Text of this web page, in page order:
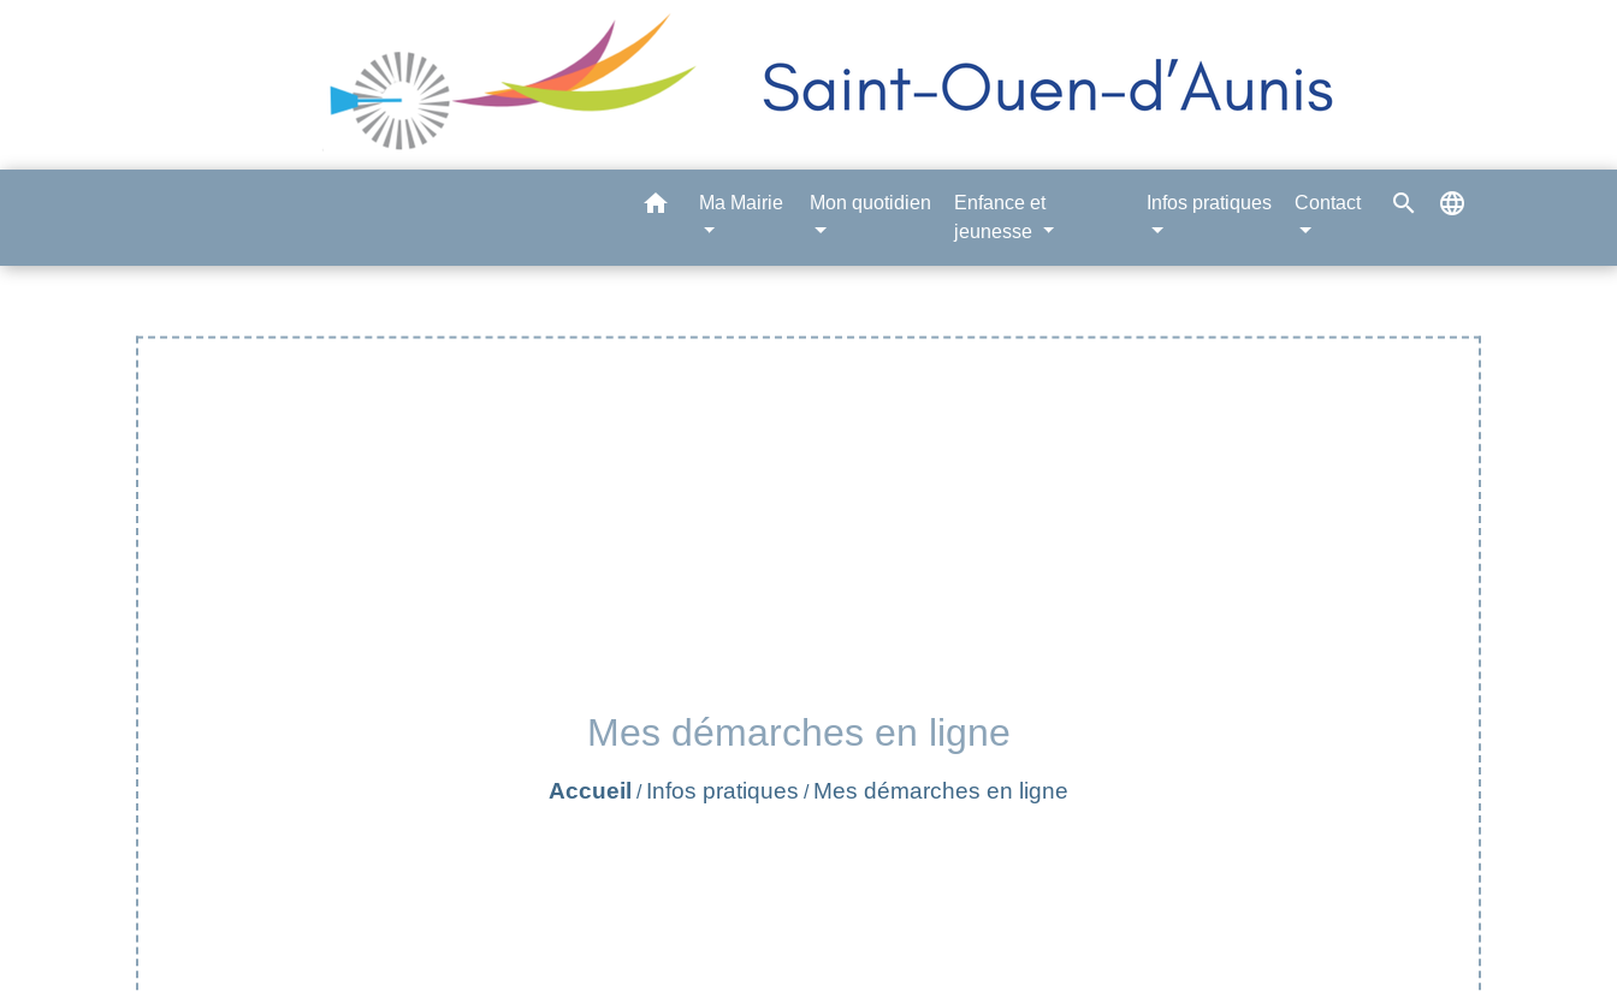
home Ma Mairie Mon quotidien
Enfance et
jeunesse
Infos pratiques Contact search language
Mes démarches en ligne
Accueil / Infos pratiques / Mes démarches en ligne